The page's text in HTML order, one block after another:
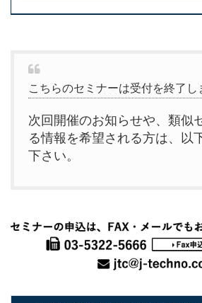
こちらのセミナーは受付を終了し
次回開催のお知らせや、類似
る情報を希望される方は、以
下さい。